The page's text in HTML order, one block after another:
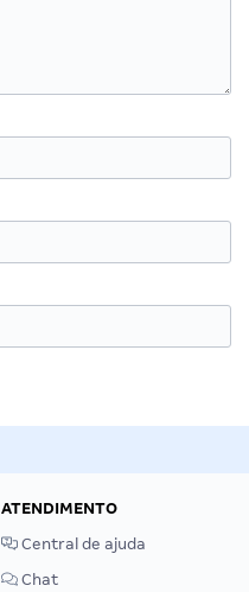
ATENDIMENTO
Central de ajuda
Chat